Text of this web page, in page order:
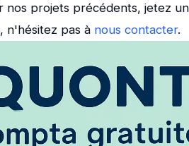
nos projets précédents, jetez
n'hésitez pas à nous contacter.